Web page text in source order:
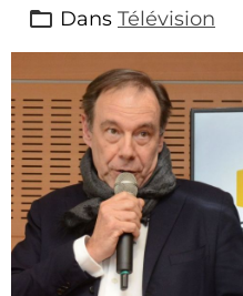
Dans Télévision